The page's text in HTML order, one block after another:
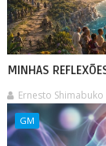
MINHAS
Ernesto Shimabuko
GM